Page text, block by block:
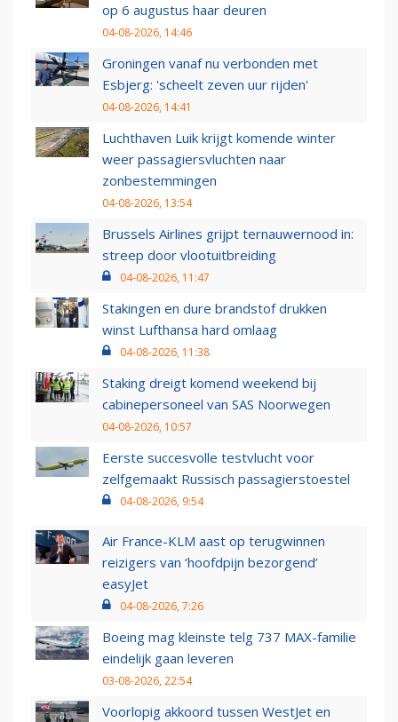
op 6 augustus haar deuren
04-08-2026, 14:46
Groningen vanaf nu verbonden met
Esbjerg: 'scheelt zeven uur rijden'
04-08-2026, 14:41
Luchthaven Luik krijgt komende winter
weer passagiersvluchten naar
zonbestemmingen
04-08-2026, 13:54
Brussels Airlines grijpt ternauwernood in:
streep door vlootuitbreiding
04-08-2026, 11:47
Stakingen en dure brandstof drukken
winst Lufthansa hard omlaag
04-08-2026, 11:38
Staking dreigt komend weekend bij
cabinepersoneel van SAS Noorwegen
04-08-2026, 10:57
Eerste succesvolle testvlucht voor
zelfgemaakt Russisch passagierstoestel
04-08-2026, 9:54
Air France-KLM aast op terugwinnen
reizigers van ‘hoofdpijn bezorgend’
easyJet
04-08-2026, 7:26
Boeing mag kleinste telg 737 MAX-familie
eindelijk gaan leveren
03-08-2026, 22:54
Voorlopig akkoord tussen WestJet en